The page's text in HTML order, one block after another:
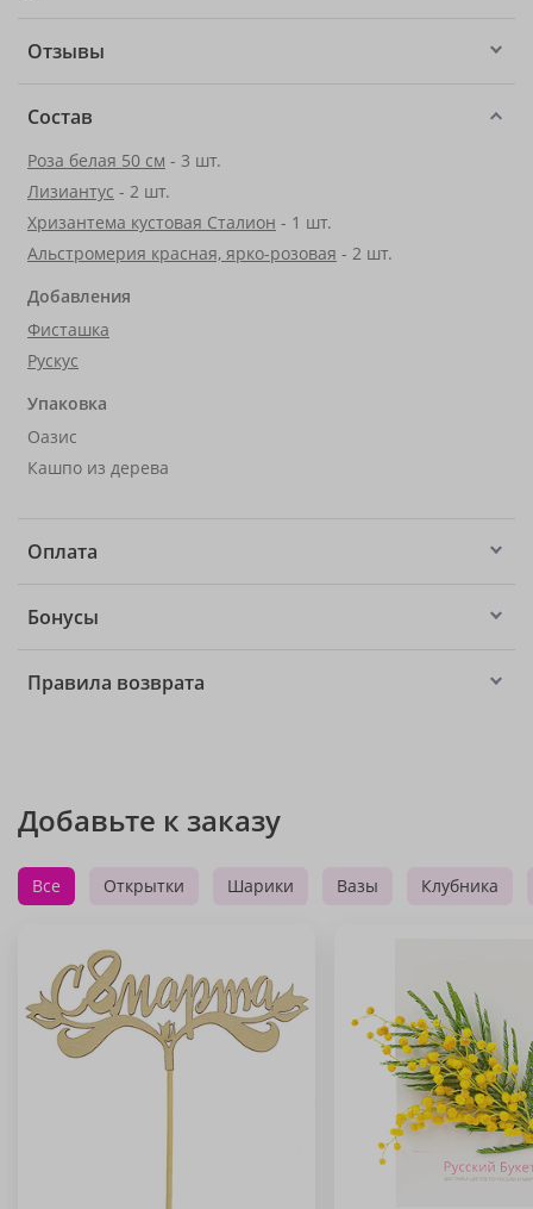
Отзывы
Состав
Роза белая 50 см - 3 шт.
Лизиантус - 2 шт.
Хризантема кустовая Сталион - 1 шт.
Альстромерия красная, ярко-розовая - 2 шт.
Добавления
Фисташка
Рускус
Упаковка
Оазис
Кашпо из дерева
Оплата
Бонусы
Правила возврата
Добавьте к заказу
Все Открытки Шарики Вазы Клубника